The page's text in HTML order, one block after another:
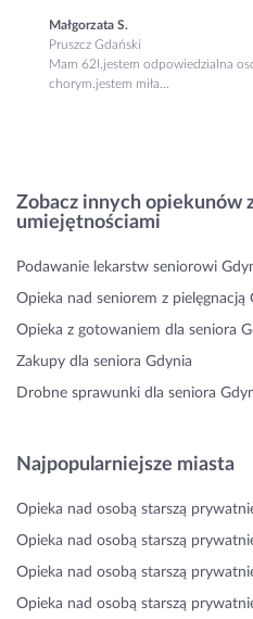
Małgorzata S.
Pruszcz Gdański
Mam 62l.jestem odpowiedzialna
chorym.jestem miła...
Zobacz innych opiekunów
umiejętnościami
Podawanie lekarstw seniorowi
Opieka nad seniorem z pielęgnacją
Opieka z gotowaniem dla seniora
Zakupy dla seniora Gdynia
Drobne sprawunki dla seniora
Najpopularniejsze miasta
Opieka nad osobą starszą
Opieka nad osobą starszą
Opieka nad osobą starszą
Opieka nad osobą starszą